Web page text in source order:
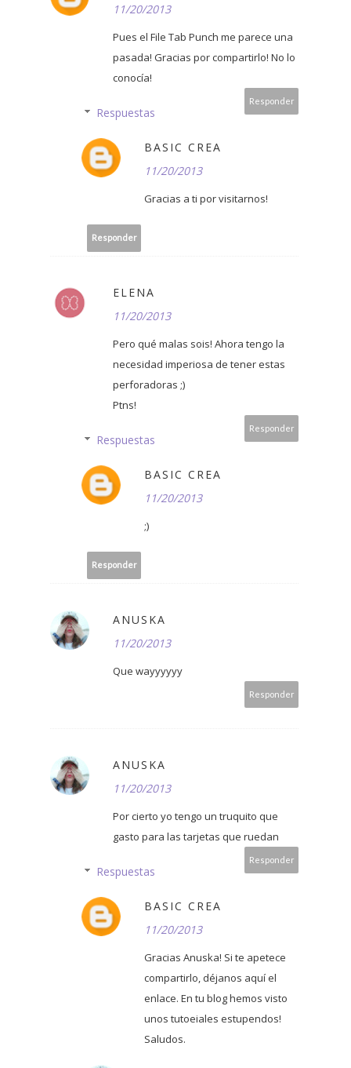
11/20/2013
Pues el File Tab Punch me parece una
pasada! Gracias por compartirlo! No lo
conocía!
Responder
Respuestas
BASIC CREA
11/20/2013
Gracias a ti por visitarnos!
Responder
ELENA
11/20/2013
Pero qué malas sois! Ahora tengo la
necesidad imperiosa de tener estas
perforadoras ;)
Ptns!
Responder
Respuestas
BASIC CREA
11/20/2013
;)
Responder
ANUSKA
11/20/2013
Que wayyyyyy
Responder
ANUSKA
11/20/2013
Por cierto yo tengo un truquito que
gasto para las tarjetas que ruedan
Responder
Respuestas
BASIC CREA
11/20/2013
Gracias Anuska! Si te apetece
compartirlo, déjanos aquí el
enlace. En tu blog hemos visto
unos tutoeiales estupendos!
Saludos.